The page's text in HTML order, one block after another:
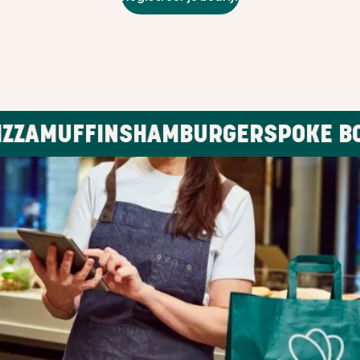
HAMBURGERS POKE BOWLS
WAT JE MOET
HOE TE